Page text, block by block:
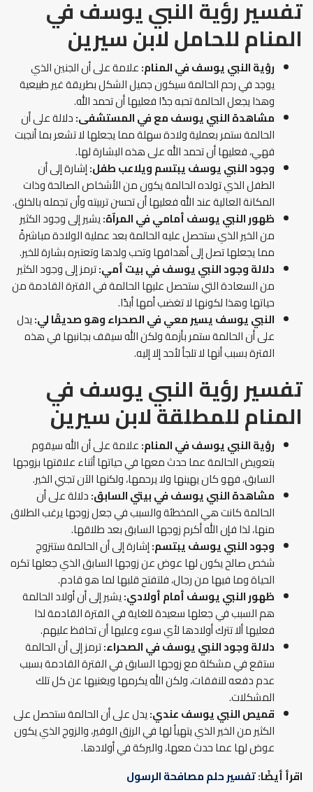
تفسير رؤية النبي يوسف في
المنام للحامل لابن سيرين
رؤية النبي يوسف في المنام:علامة على أن الجنين الذي
يوجد في رحم الحالمة سيكون جميل الشكل بطريقة غير طبيعية
وهذا يجعل الحالمة تحبه جدًا فعليها أن تحمد الله.
مشاهدة النبي يوسف مع في المستشفى:دلالة على أن
الحالمة ستمر بعملية ولادة سهلة مما يجعلها لا تشعر بما أنجبت
فهي، فعليها أن تحمد الله على هذه البشارة لها.
وجود النبي يوسف يبتسم ويلاعب طفل:إشارة إلى أن
الطفل الذي تولده الحالمة يكون من الأشخاص الصالحة وذات
المكانة العالية عند الله فعليها أن تحسن تربيته وأن تجمله بالخلق.
ظهور النبي يوسف أمامي في المرآة:يشير إلى وجود الكثير
من الخير الذي ستحصل عليه الحالمة بعد عملية الولادة مباشرةً
مما يجعلها تصل إلى أهدافها وتحب ولدها وتعتبره بشارة للخير.
دلالة وجود النبي يوسف في بيت أمي:ترمز إلى وجود الكثير
من السعادة التي ستحصل عليها الحالمة في الفترة القادمة من
حياتها وهذا لكونها لا تغضب أمها أبدًا.
النبي يوسف يسير معي في الصحراء وهو صديقًا لي:يدل
على أن الحالمة ستمر بأزمة ولكن الله سيقف بجانبها في هذه
الفترة بسبب أنها لا تلجأ لأحد إلا إليه.
تفسير رؤية النبي يوسف في
المنام للمطلقة لابن سيرين
رؤية النبي يوسف في المنام:علامة على أن الله سيقوم
بتعويض الحالمة عما حدث معها في حياتها أثناء علاقتها بزوجها
السابق، فهو كان يهينها ولا يرحمها، ولكنها الآن تجني الخير.
مشاهدة النبي يوسف في بيتي السابق:دلالة على أن
الحالمة كانت هي المخطئة والسبب في جعل زوجها يرغب الطلاق
منها، لذا فإن الله أكرم زوجها السابق بعد طلاقها.
وجود النبي يوسف يبتسم:إشارة إلى أن الحالمة ستتزوج
شخص صالح يكون لها عوض عن زوجها السابق الذي جعلها تكره
الحياة وما فيها من رجال، فلتفتح قلبها لما هو قادم.
ظهور النبي يوسف أمام أولادي:يشير إلى أن أولاد الحالمة
هم السبب في جعلها سعيدة للغاية في الفترة القادمة لذا
فعليها ألا تترك أولادها لأي سوء وعليها أن تحافظ عليهم.
دلالة وجود النبي يوسف في الصحراء:ترمز إلى أن الحالمة
ستقع في مشكلة مع زوجها السابق في الفترة القادمة بسبب
عدم دفعه للنفقات، ولكن الله يكرمها ويغنيها عن كل تلك
المشكلات.
قميص النبي يوسف عندي:يدل على أن الحالمة ستحصل على
الكثير من الخير الذي يتهيأ لها في الرزق الوفير، والزوج الذي يكون
عوض لها عما حدث معها، والبركة في أولادها.
اقرأ أيضًا:تفسير حلم مصافحة الرسول